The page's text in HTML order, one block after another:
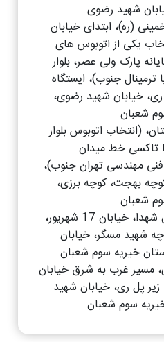
شهید رضوی
(ره)، ابتدای خیابان
یکی از اتوبوس های
پارک ولی عصر، بلوار
ترمینال جنوب)، ایستگاه
ری، خیابان شهید رضوی،
شعبان
(انتخاب اتوبوس بلوار
تاکسی خط میدان
فنی مهندسی تهران جنوب)،
کوچه بهجت، کوچه برزی،
شعبان
ایستگاه مترو میدان شهدا، خیابان 17 شهریور،
شهید مسگر، خیابان
خیریه سوم شعبان
مسیر غرب به شرق خیابان
زیر پل ری، خیابان شهید
سوم شعبان